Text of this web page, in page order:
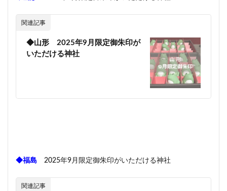
関連記事
◆山形 2025年9月限定御朱印が
いただける神社
◆福島 2025年9月限定御朱印がいただける神社
関連記事